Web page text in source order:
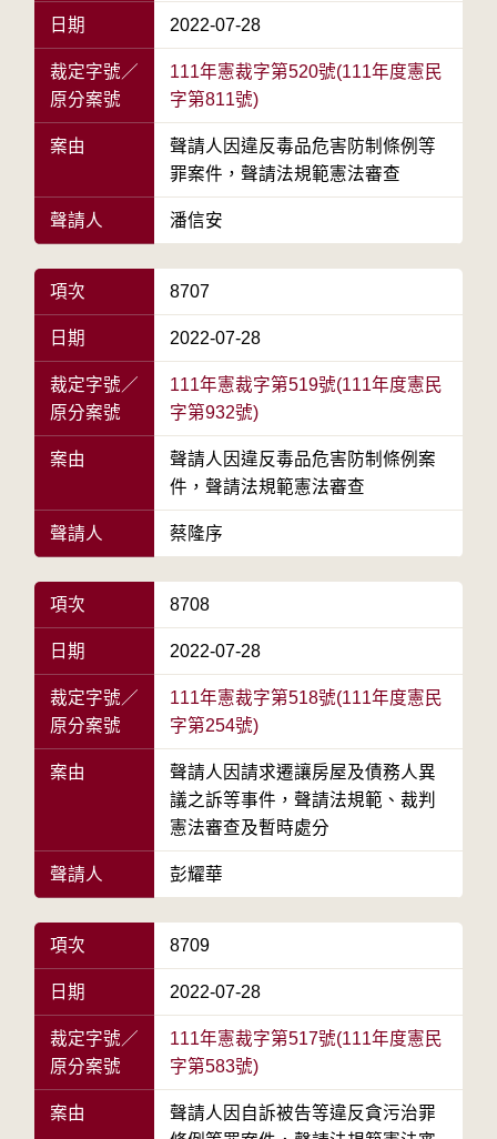
日期 2022-07-28
裁定字號／
原分案號
111年憲裁字第520號(111年度憲民
字第811號)
案由
聲請人因違反毒品危害防制條例等
罪案件，聲請法規範憲法審查
聲請人 潘信安
項次 8707
日期 2022-07-28
裁定字號／
原分案號
111年憲裁字第519號(111年度憲民
字第932號)
案由
聲請人因違反毒品危害防制條例案
件，聲請法規範憲法審查
聲請人 蔡隆序
項次 8708
日期 2022-07-28
裁定字號／
原分案號
111年憲裁字第518號(111年度憲民
字第254號)
案由
聲請人因請求遷讓房屋及債務人異
議之訴等事件，聲請法規範、裁判
憲法審查及暫時處分
聲請人 彭耀華
項次 8709
日期 2022-07-28
裁定字號／
原分案號
111年憲裁字第517號(111年度憲民
字第583號)
案由
聲請人因自訴被告等違反貪污治罪